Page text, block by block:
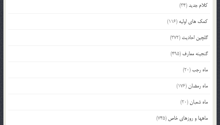
کلام جدید(34)
کمک های اولیه (116)
گلچین احادیث (372)
گنجینه معارف (495)
ماه رجب(20)
ماه رمضان(176)
ماه شعبان(20)
ماهها و روزهای خاص (745)